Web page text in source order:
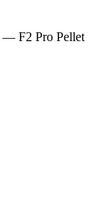
— F2 Pro Pellet